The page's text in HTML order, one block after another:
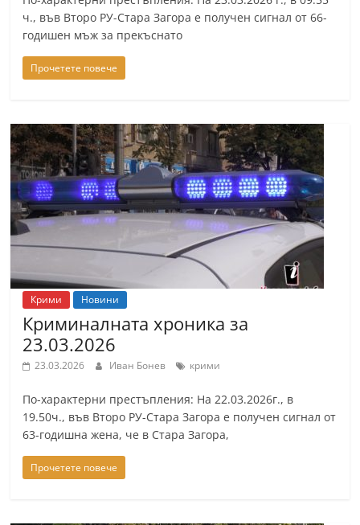
ч., във Второ РУ-Стара Загора е получен сигнал от 66-
годишен мъж за прекъснато
Прочетете повече
Крими Новини
Криминалната хроника за
23.03.2026
23.03.2026 Иван Бонев крими
По-характерни престъпления: На 22.03.2026г., в
19.50ч., във Второ РУ-Стара Загора е получен сигнал от
63-годишна жена, че в Стара Загора,
Прочетете повече